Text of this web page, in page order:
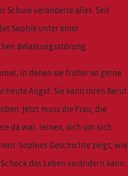
Schule veränderte alles. Seit
Sophie unter einer
Belastungsstörung.
in denen sie früher so gerne
heute Angst. Sie kann ihren Beruf
Jetzt muss die Frau, die
da war, lernen, sich um sich
Sophies Geschichte zeigt, wie
das Leben verändern kann.